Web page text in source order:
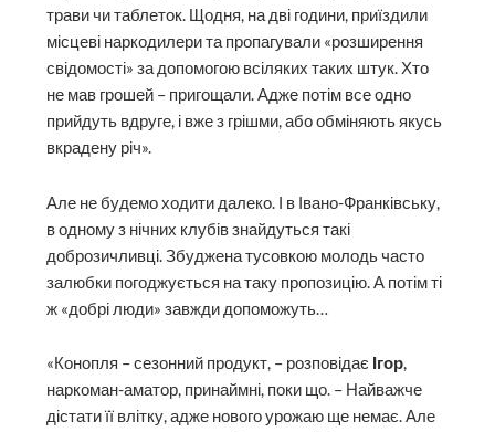
трави чи таблеток. Щодня, на дві години, приїздили
місцеві наркодилери та пропагували «розширення
свідомості» за допомогою всіляких таких штук. Хто
не мав грошей – пригощали. Адже потім все одно
прийдуть вдруге, і вже з грішми, або обміняють якусь
вкрадену річ».
Але не будемо ходити далеко. І в Івано-Франківську,
в одному з нічних клубів знайдуться такі
доброзичливці. Збуджена тусовкою молодь часто
залюбки погод­жується на таку пропозицію. А потім ті
ж «добрі люди» завжди допоможуть…
«Конопля – сезонний продукт, – розповідає Ігор,
наркоман-аматор, принаймні, поки що. – Найважче
дістати її влітку, адже нового урожаю ще немає. Але